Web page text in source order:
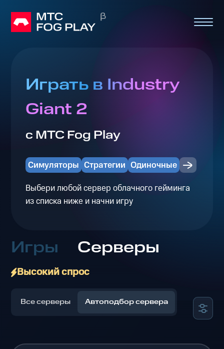
Играть в Industry
Giant 2
с МТС Fog Play
Симуляторы Стратегии Одиночные
Выбери любой сервер облачного гейминга
из списка ниже и начни игру
Игры Серверы
Высокий спрос
Все серверы Автоподбор сервера